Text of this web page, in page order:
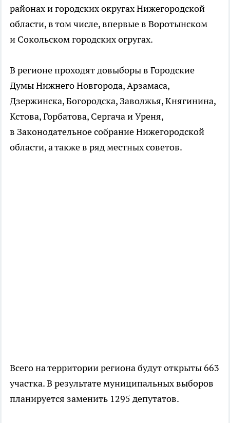
районах и городских округах Нижегородской
области, в том числе, впервые в Воротынском
и Сокольском городских огругах.
В регионе проходят довыборы в Городские
Думы Нижнего Новгорода, Арзамаса,
Дзержинска, Богородска, Заволжья, Княгинина,
Кстова, Горбатова, Сергача и Уреня,
в Законодательное собрание Нижегородской
области, а также в ряд местных советов.
Всего на территории региона будут открыты 663
участка. В результате муниципальных выборов
планируется заменить 1295 депутатов.